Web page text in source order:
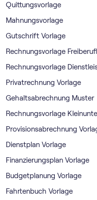
Quittungsvorlage
Mahnungsvorlage
Gutschrift Vorlage
Rechnungsvorlage
Rechnungsvorlage
Privatrechnung Vorlage
Gehaltsabrechnung Muster
Rechnungsvorlage
Provisionsabrechnung
Dienstplan Vorlage
Finanzierungsplan Vorlage
Budgetplanung Vorlage
Fahrtenbuch Vorlage